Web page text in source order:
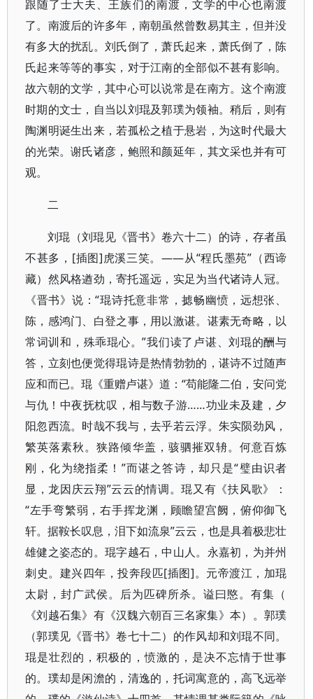
跟随了士大夫、王族们的南渡，文学的中心也南渡
了。南渡后的许多年，南朝虽然曾数易其主，但并没
有多大的扰乱。刘氏倒了，萧氏起来，萧氏倒了，陈
氏起来等等的事实，对于江南的全部似不甚有影响。
故六朝的文学，其中心可以说常是在南方。这个南渡
时期的文士，自当以刘琨及郭璞为领袖。稍后，则有
陶渊明诞生出来，若孤松之植于悬岩，为这时代最大
的光荣。谢氏诸彦，鲍照和颜延年，其文采也并有可
观。
二
刘琨（刘琨见《晋书》卷六十二）的诗，存者虽
不甚多，[插图]虎溪三笑。——从“程氏墨苑”​（西谛
藏）然风格遒劲，寄托遥远，实足为当代诸诗人冠。​
《晋书》说：​“琨诗托意非常，摅畅幽愤，远想张、
陈，感鸿门、白登之事，用以激谌。谌素无奇略，以
常词训和，殊乖琨心。​”我们读了卢谌、刘琨的酬与
答，立刻也便觉得琨诗是热情勃勃的，谌诗不过随声
应和而已。琨《重赠卢谌》道：​“苟能隆二伯，安问党
与仇！中夜抚枕叹，相与数子游……功业未及建，夕
阳忽西流。时哉不我与，去乎若云浮。朱实陨劲风，
繁英落素秋。狭路倾华盖，骇驷摧双辀。何意百炼
刚，化为绕指柔！”而谌之答诗，却只是“璧由识者
显，龙因庆云翔”云云的情调。琨又有《扶风歌》​：​
“左手弯繁弱，右手挥龙渊，顾瞻望宫阙，俯仰御飞
轩。据鞍长叹息，泪下如流泉”云云，也是具着极悲壮
雄健之姿态的。琨字越石，中山人。永嘉初，为并州
刺史。建兴四年，投奔段匹[插图]。元帝渡江，加琨
太尉，封广武侯。后为匹碑所杀。谥曰愍。有集（​
《刘越石集》有《汉魏六朝百三名家集》本）​。郭璞
（郭璞见《晋书》卷七十二）的作风却和刘琨不同。
琨是壮烈的，积极的，愤激的，是决不忘情于世事
的。璞却是闲澹的，清逸的，托词寓意的，高飞远举